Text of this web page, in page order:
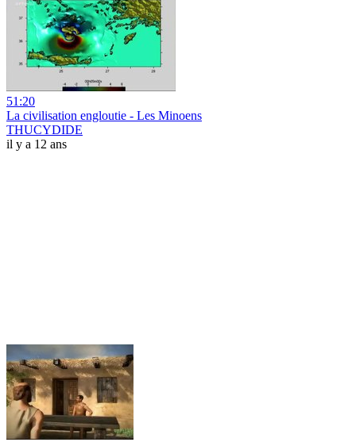
51:20
La civilisation engloutie - Les Minoens
THUCYDIDE
il y a 12 ans